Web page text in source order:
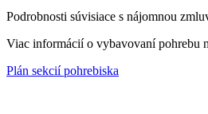
Podrobnosti súvisiace s nájomnou
Viac informácií o vybavovaní pohrebu
Plán sekcií pohrebiska